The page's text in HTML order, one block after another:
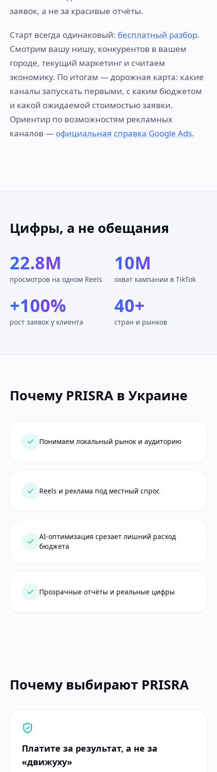
заявок, а не за красивые отчёты.
Старт всегда одинаковый: бесплатный разбор.
Смотрим вашу нишу, конкурентов в вашем
городе, текущий маркетинг и считаем
экономику. По итогам — дорожная карта: какие
каналы запускать первыми, с каким бюджетом
и какой ожидаемой стоимостью заявки.
Ориентир по возможностям рекламных
каналов — официальная справка Google Ads.
Цифры, а не обещания
22.8M
просмотров на одном Reels
10M
охват кампании в TikTok
+100%
рост заявок у клиента
40+
стран и рынков
Почему PRISRA в Украине
Понимаем локальный рынок и аудиторию
Reels и реклама под местный спрос
AI-оптимизация срезает лишний расход
бюджета
Прозрачные отчёты и реальные цифры
Почему выбирают PRISRA
Платите за результат, а не за
«движуху»